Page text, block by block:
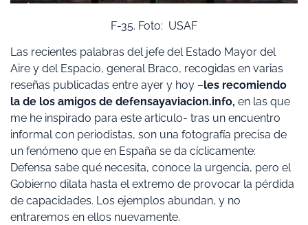
F-35. Foto: USAF
Las recientes palabras del jefe del Estado Mayor del
Aire y del Espacio, general Braco, recogidas en varias
reseñas publicadas entre ayer y hoy –les recomiendo
la de los amigos de defensayaviacion.info, en las que
me he inspirado para este artículo- tras un encuentro
informal con periodistas, son una fotografía precisa de
un fenómeno que en España se da cíclicamente:
Defensa sabe qué necesita, conoce la urgencia, pero el
Gobierno dilata hasta el extremo de provocar la pérdida
de capacidades. Los ejemplos abundan, y no
entraremos en ellos nuevamente.